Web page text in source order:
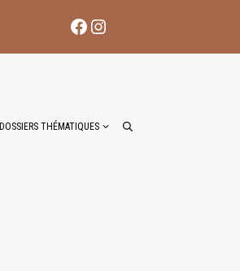
Facebook
Instagram
DOSSIERS THÉMATIQUES